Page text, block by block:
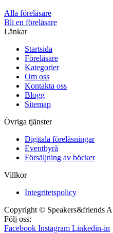
Alla föreläsare
Bli en föreläsare​
Länkar
Startsida
Föreläsare
Kategorier
Om oss
Kontakta oss
Blogg
Sitemap
Övriga tjänster
Digitala föreläsningar
Eventbyrå
Försäljning av böcker
Villkor
Integritetspolicy
Copyright © Speakers&friends
Följ oss:
Facebook Instagram Linkedin-in